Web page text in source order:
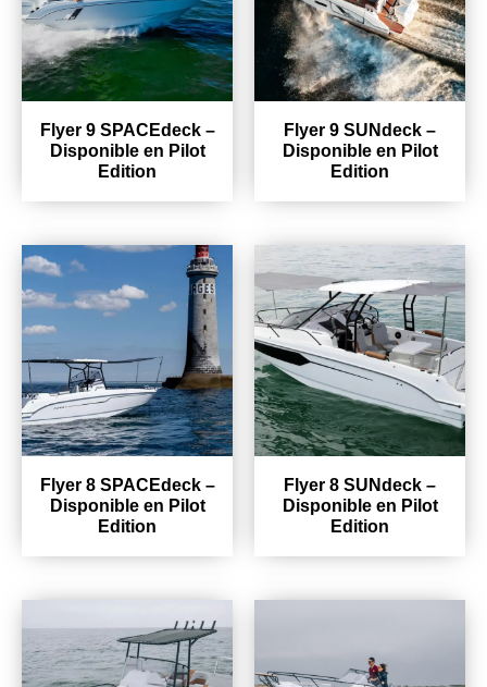
Flyer 9 SPACEdeck –
Disponible en Pilot
Edition
Flyer 9 SUNdeck –
Disponible en Pilot
Edition
Flyer 8 SPACEdeck –
Disponible en Pilot
Edition
Flyer 8 SUNdeck –
Disponible en Pilot
Edition